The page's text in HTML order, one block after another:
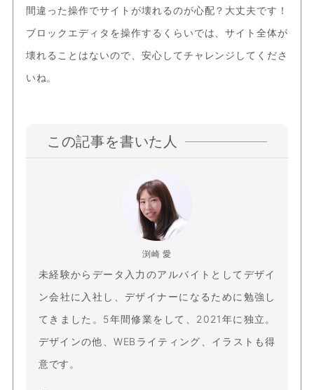
間違った操作でサイトが壊れるのが心配？大丈夫です！
ブロックエディタを操作するくらいでは、サイト全体が
壊れることはないので、安心してチャレンジしてくださ
いね。
この記事を書いた人
渕崎 愛
未経験からデータ入力のアルバイトとしてデザイ
ン会社に入社し、デザイナーになるために勉強し
てきました。5年間修業をして、2021年に独立。
デザインの他、WEBライティング、イラストも得
意です。